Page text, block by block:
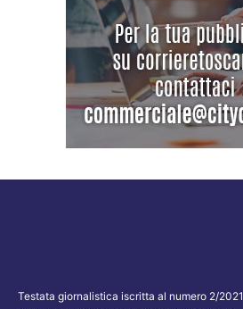
Testata giornalistica iscritta al numero 2/2021